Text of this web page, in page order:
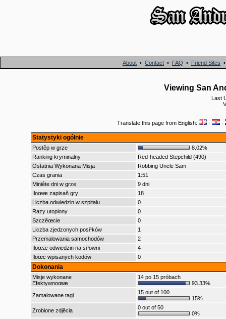
About • Contact • FAQ • Friend Sites
Viewing San
Last
Translate this page from English: · ·
Statystyki ogólnie
Postêp w grze
8.02%
Ranking kryminalny
Red-headed Stepchild (490)
Ostatnia Wykonana Misja
Robbing Uncle Sam
Czas grania
1:51
Miniête dni w grze
9 dni
Iloœæ zapisañ gry
18
Liczba odwiedzin w szpitalu
0
Razy utopiony
0
Szczêœcie
0
Liczba zjedzonych posi³ków
1
Przemalowania samochodów
2
Iloœæ odwiedzin na si³owni
4
Iloœc wpisanych kodów
0
Dokonania
Misje wykonane
Efektywnoœæ
14 po 15 próbach
93.33%
Zamalowane tagi
15 out of 100
15%
Zrobione zdjêcia
0 out of 50
0%